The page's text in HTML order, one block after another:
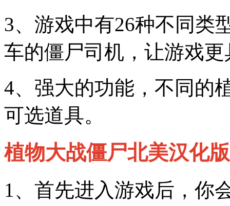
3、游戏中有26种不同类
车的僵尸司机，让游戏
4、强大的功能，不同的
可选道具。
植物大战僵尸北美汉化
1、首先进入游戏后，你